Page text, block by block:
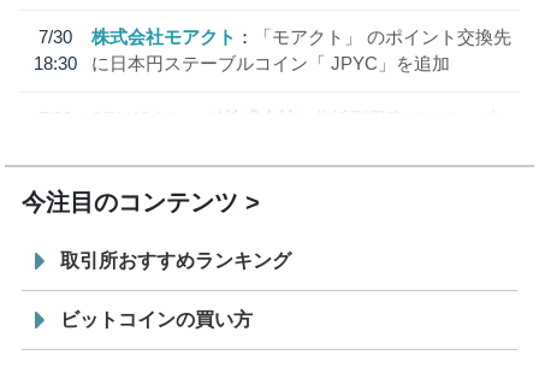
7/30
18:30
株式会社モアクト
「モアクト」 のポイント交換先
に日本円ステーブルコイン「 JPYC」を追加
7/29
SBI VCトレード株式会社
信託型円建てステーブル
今注目のコンテンツ
取引所おすすめランキング
ビットコインの買い方